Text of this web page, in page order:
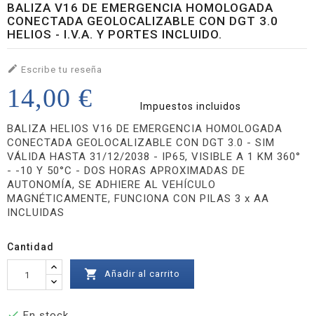
BALIZA V16 DE EMERGENCIA HOMOLOGADA
CONECTADA GEOLOCALIZABLE CON DGT 3.0
HELIOS - I.V.A. Y PORTES INCLUIDO.
 Escribe tu reseña
14,00 € Impuestos incluidos
BALIZA HELIOS V16 DE EMERGENCIA HOMOLOGADA
CONECTADA GEOLOCALIZABLE CON DGT 3.0 - SIM
VÁLIDA HASTA 31/12/2038 - IP65, VISIBLE A 1 KM 360°
- -10 Y 50°C - DOS HORAS APROXIMADAS DE
AUTONOMÍA, SE ADHIERE AL VEHÍCULO
MAGNÉTICAMENTE, FUNCIONA CON PILAS 3 x AA
INCLUIDAS
Cantidad
 Añadir al carrito